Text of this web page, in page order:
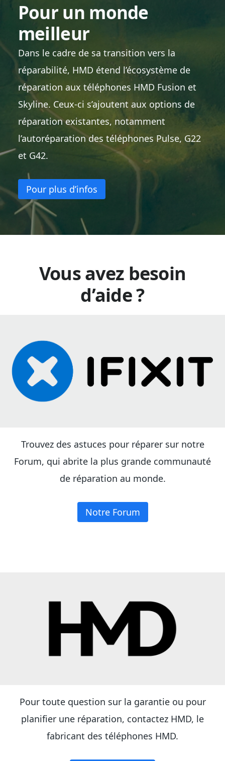
Pour un monde
meilleur
Dans le cadre de sa transition vers la
réparabilité, HMD étend l’écosystème de
réparation aux téléphones HMD Fusion et
Skyline. Ceux-ci s’ajoutent aux options de
réparation existantes, notamment
l’autoréparation des téléphones Pulse, G22
et G42.
Pour plus d’infos
Vous avez besoin
d’aide ?
Trouvez des astuces pour réparer sur notre
Forum, qui abrite la plus grande communauté
de réparation au monde.
Notre Forum
Pour toute question sur la garantie ou pour
planifier une réparation, contactez HMD, le
fabricant des téléphones HMD.